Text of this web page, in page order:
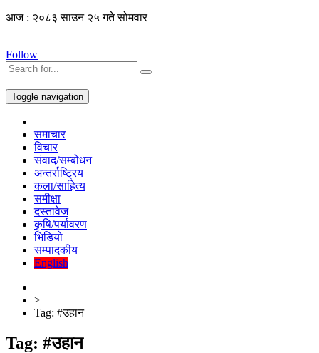
आज : २०८३ साउन २५ गते सोमवार
Follow
Toggle navigation
समाचार
विचार
संवाद/सम्बोधन
अन्तर्राष्ट्रिय
कला/साहित्य
समीक्षा
दस्तावेज
कृषि/पर्यावरण
भिडियो
सम्पादकीय
English
>
Tag: #उहान
Tag: #उहान